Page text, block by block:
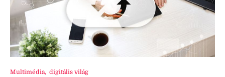
Multimédia, digitális világ